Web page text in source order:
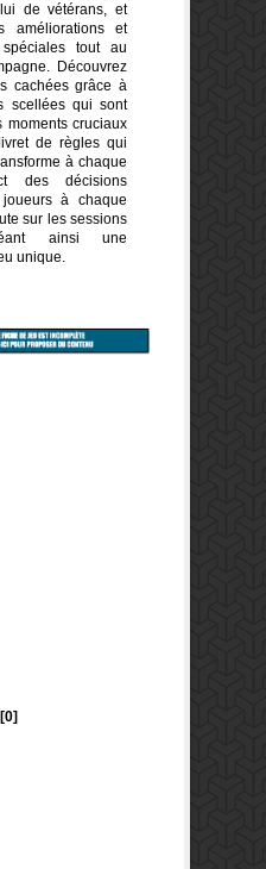
de vétérans, et
améliorations et
tout au
Découvrez
cachées grâce à
scellées qui sont
moments cruciaux
de règles qui
à chaque
des décisions
à chaque
sur les sessions
ainsi une
unique.